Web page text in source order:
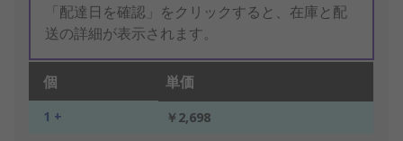
「配達日を確認」をクリックすると、在庫と配
送の詳細が表示されます。
個 単価
1 + ￥2,698